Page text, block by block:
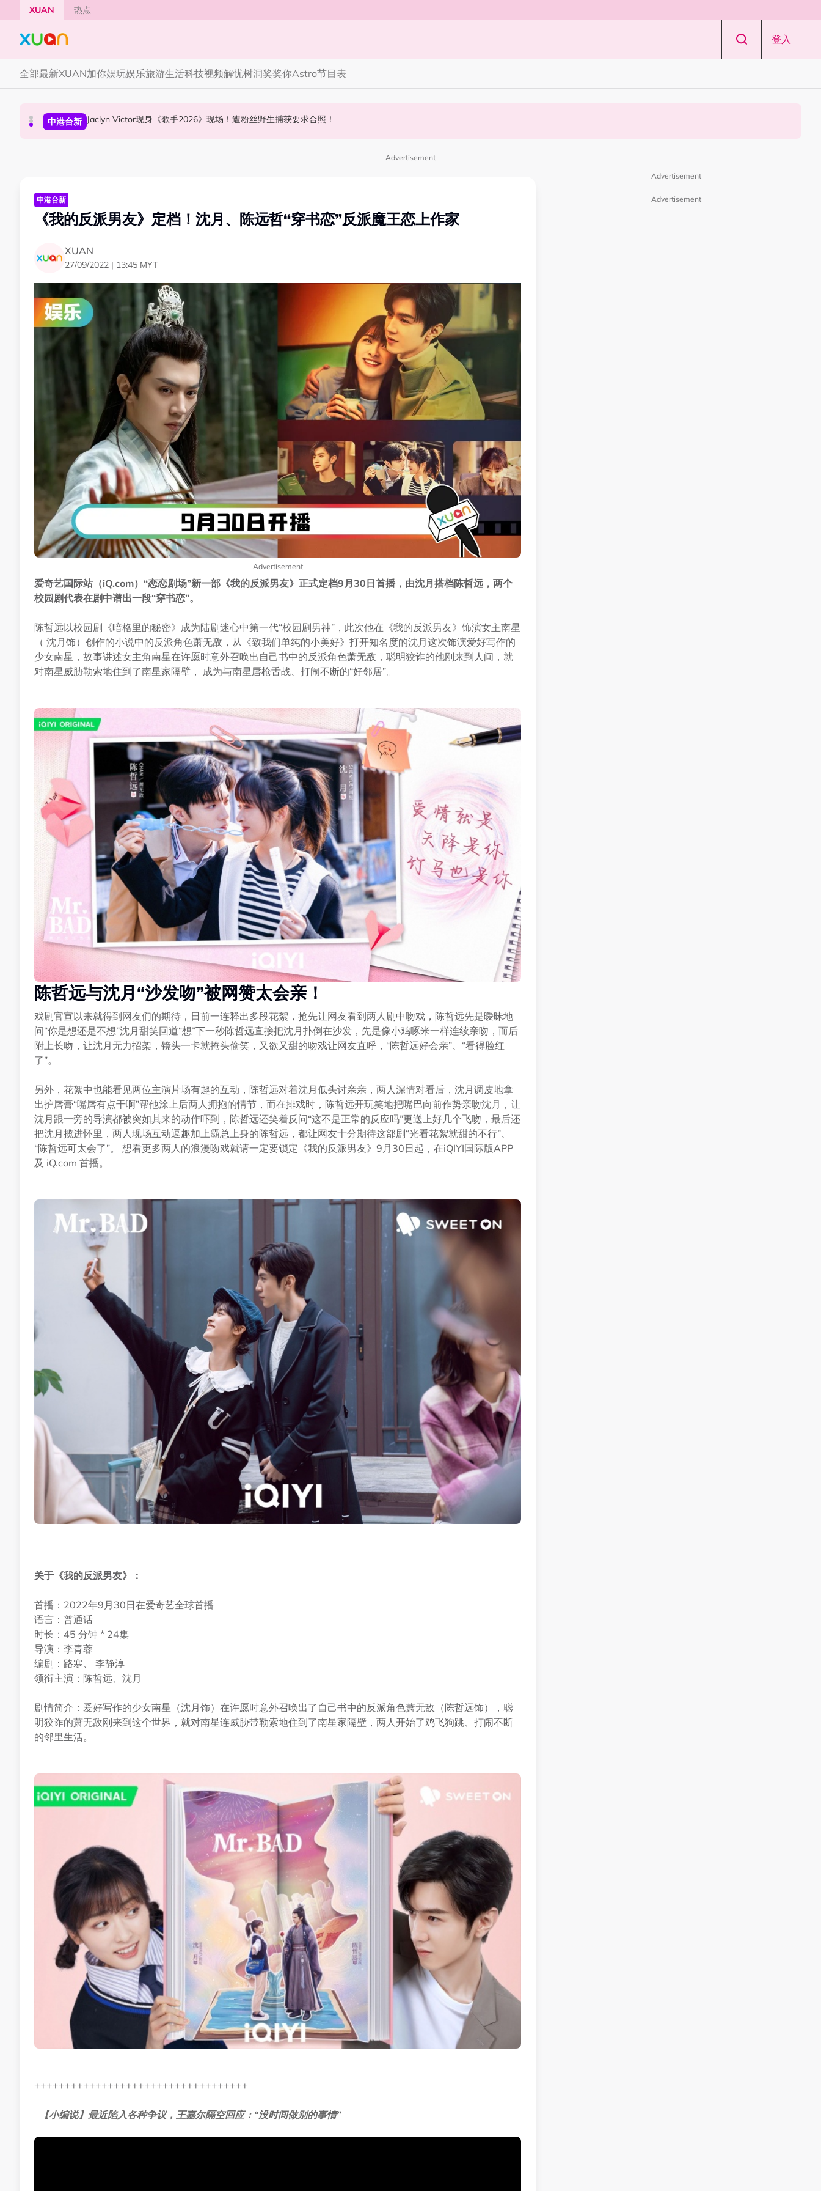
Skip to main content
XUAN 热点
登入
全部最新XUAN加你娱玩娱乐旅游生活科技视频解忧树洞奖奖你Astro节目表
国际星闻 YG大楼遭女粉持高尔夫球杆猛砸！BLACKPINK 10周年最新进展曝光！
中港台新 Jaclyn Victor现身《歌手2026》现场！遭粉丝野生捕获要求合照！
中港台新 中国《歌手2026》 “歌王之战” 成绩出炉！胡彦斌夺得歌王宝座！
Advertisement
中港台新
《我的反派男友》定档！沈月、陈远哲“穿书恋”反派魔王恋上作家
XUAN
27/09/2022 | 13:45 MYT
Advertisement
爱奇艺国际站（iQ.com）“恋恋剧场”新一部《我的反派男友》正式定档9月30日首播，由沈月搭档陈哲远，两个
校园剧代表在剧中谱出一段“穿书恋”。
陈哲远以校园剧《暗格里的秘密》成为陆剧迷心中第一代“校园剧男神”，此次他在《我的反派男友》饰演女主南星
（ 沈月饰）创作的小说中的反派角色萧无敌，从《致我们单纯的小美好》打开知名度的沈月这次饰演爱好写作的
少女南星，故事讲述女主角南星在许愿时意外召唤出自己书中的反派角色萧无敌，聪明狡诈的他刚来到人间，就
对南星威胁勒索地住到了南星家隔壁， 成为与南星唇枪舌战、打闹不断的“好邻居”。
陈哲远与沈月“沙发吻”被网赞太会亲！
戏剧官宣以来就得到网友们的期待，日前一连释出多段花絮，抢先让网友看到两人剧中吻戏，陈哲远先是暧昧地
问“你是想还是不想”沈月甜笑回道“想”下一秒陈哲远直接把沈月扑倒在沙发，先是像小鸡啄米一样连续亲吻，而后
附上长吻，让沈月无力招架，镜头一卡就掩头偷笑，又欲又甜的吻戏让网友直呼，“陈哲远好会亲”、“看得脸红
了”。
另外，花絮中也能看见两位主演片场有趣的互动，陈哲远对着沈月低头讨亲亲，两人深情对看后，沈月调皮地拿
出护唇膏“嘴唇有点干啊”帮他涂上后两人拥抱的情节，而在排戏时，陈哲远开玩笑地把嘴巴向前作势亲吻沈月，让
沈月跟一旁的导演都被突如其来的动作吓到，陈哲远还笑着反问“这不是正常的反应吗”更送上好几个飞吻，最后还
把沈月揽进怀里，两人现场互动逗趣加上霸总上身的陈哲远，都让网友十分期待这部剧“光看花絮就甜的不行”、
“陈哲远可太会了”。 想看更多两人的浪漫吻戏就请一定要锁定《我的反派男友》9月30日起，在iQIYI国际版APP
及 iQ.com 首播。
关于《我的反派男友》：
首播：2022年9月30日在爱奇艺全球首播
语言：普通话
时长：45 分钟 * 24集
导演：李青蓉
编剧：路寒、 李静淳
领衔主演：陈哲远、沈月
剧情简介：爱好写作的少女南星（沈月饰）在许愿时意外召唤出了自己书中的反派角色萧无敌（陈哲远饰），聪
明狡诈的萧无敌刚来到这个世界，就对南星连威胁带勒索地住到了南星家隔壁，两人开始了鸡飞狗跳、打闹不断
的邻里生活。
+++++++++++++++++++++++++++++++++++
【小编说】最近陷入各种争议，王嘉尔隔空回应：“没时间做别的事情”
Advertisement
Advertisement